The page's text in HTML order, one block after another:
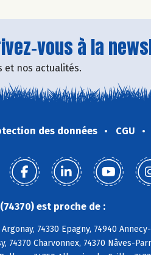
vous à la
et nos actualités.
des données CGU
est proche de :
Argonay, 74330 Epagny, 74940
74370 Charvonnex, 74370 Nâves-